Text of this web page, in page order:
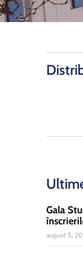
Gala
august 5,